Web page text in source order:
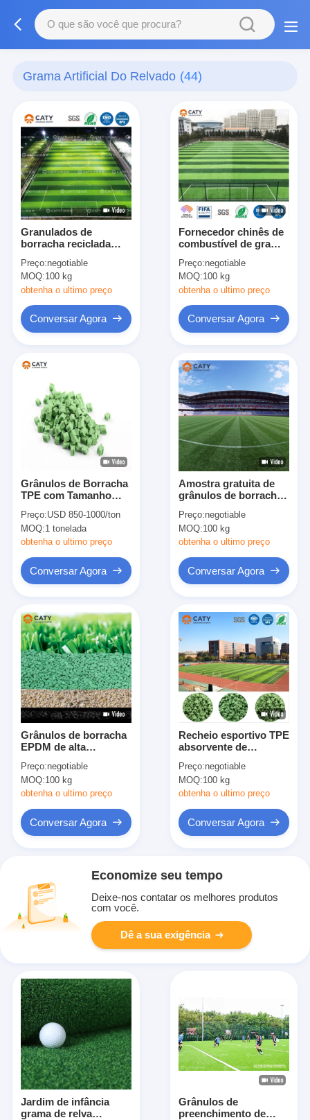
Grama Artificial Do Relvado (44)
Granulados de
borracha reciclada
para preenchimento
de relva artificial de
campos de futebol
Preço:negotiable
MOQ:100 kg
obtenha o ultimo preço
Conversar Agora
Fornecedor chinês de
combustível de grama
premium
Preço:negotiable
MOQ:100 kg
obtenha o ultimo preço
Conversar Agora
Grânulos de Borracha
TPE com Tamanho
Estável para
Superfícies Esportivas
e Preenchimento de
Preço:USD 850-1000/ton
MOQ:1 tonelada
obtenha o ultimo preço
Conversar Agora
Amostra gratuita de
grânulos de borracha
campo de futebol
Preço:negotiable
MOQ:100 kg
obtenha o ultimo preço
Conversar Agora
Grânulos de borracha
EPDM de alta
Preço:negotiable
MOQ:100 kg
obtenha o ultimo preço
Conversar Agora
Recheio esportivo TPE
absorvente de
SGS para gramados
artificiais Campos de
futebol
Preço:negotiable
MOQ:100 kg
obtenha o ultimo preço
Conversar Agora
Economize seu tempo
Deixe-nos contatar os melhores produtos
com você.
Dê a sua exigência
Jardim de infância
grama de relva
Grânulos de
preenchimento de